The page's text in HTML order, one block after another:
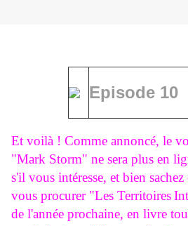
Episode 10
Et voilà ! Comme annoncé, le
"Mark Storm" ne sera plus en
s'il vous intéresse, et bien
vous procurer "Les Territoires
de l'année prochaine, en livre